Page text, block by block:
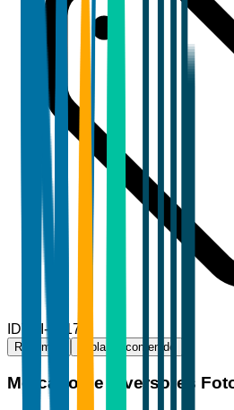
IDTBI-86179
Resumen Tabla de contenido
Mercado de Inversores